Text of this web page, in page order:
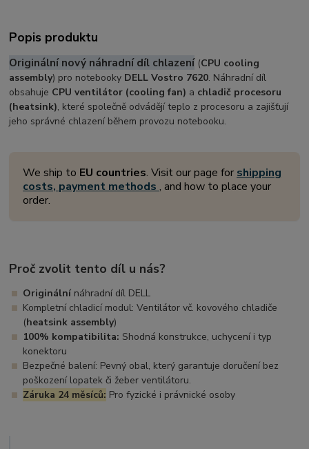
Popis produktu
Originální nový náhradní díl chlazení(CPU cooling
assembly) pro notebooky DELL Vostro 7620. Náhradní díl
obsahuje CPU ventilátor (cooling fan) a chladič procesoru
(heatsink), které společně odvádějí teplo z procesoru a zajišťují
jeho správné chlazení během provozu notebooku.
We ship to EU countries. Visit our page for shipping
costs, payment methods, and how to place your
order.
Proč zvolit tento díl u nás?
Originální náhradní díl DELL
Kompletní chladicí modul: Ventilátor vč. kovového chladiče
(heatsink assembly)
100% kompatibilita: Shodná konstrukce, uchycení i typ
konektoru
Bezpečné balení: Pevný obal, který garantuje doručení bez
poškození lopatek či žeber ventilátoru.
Záruka 24 měsíců: Pro fyzické i právnické osoby